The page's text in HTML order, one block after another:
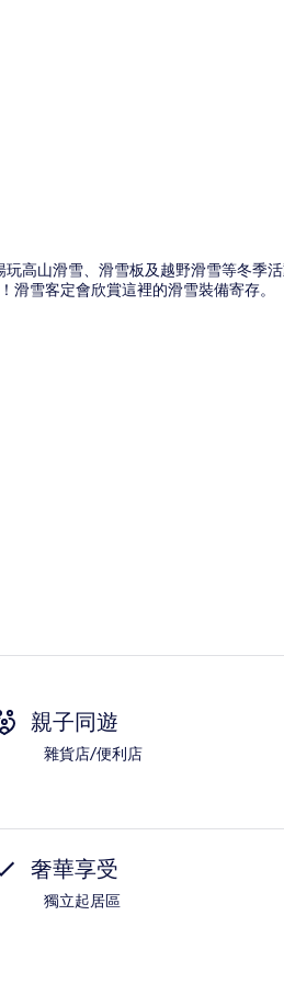
高山滑雪、滑雪板及越野滑雪等冬季
雪客定會欣賞這裡的滑雪裝備寄存。
親子同遊
雜貨店/便利店
奢華享受
獨立起居區